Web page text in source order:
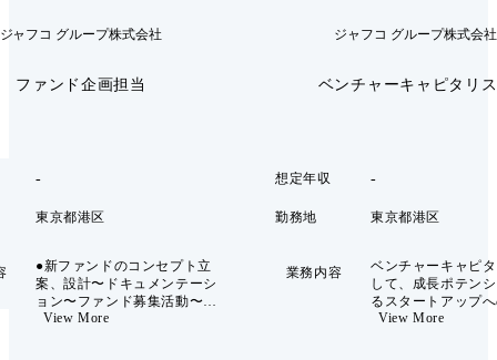
ジャフコ グループ株式会社
ファンド企画担当
-
東京都港区
●新ファンドのコンセプト立
案、設計〜ドキュメンテーシ
ョン〜ファンド募集活動〜フ
ァンドへのご出資後のRM ●
View More
ジャフコ グループ株式会社
ベンチャーキャピタリ
想定年収 -
勤務地 東京都港区
業務内容
ベンチャーキャピ
して、成長ポテン
るスタートアップ
務を行っていただき
View More